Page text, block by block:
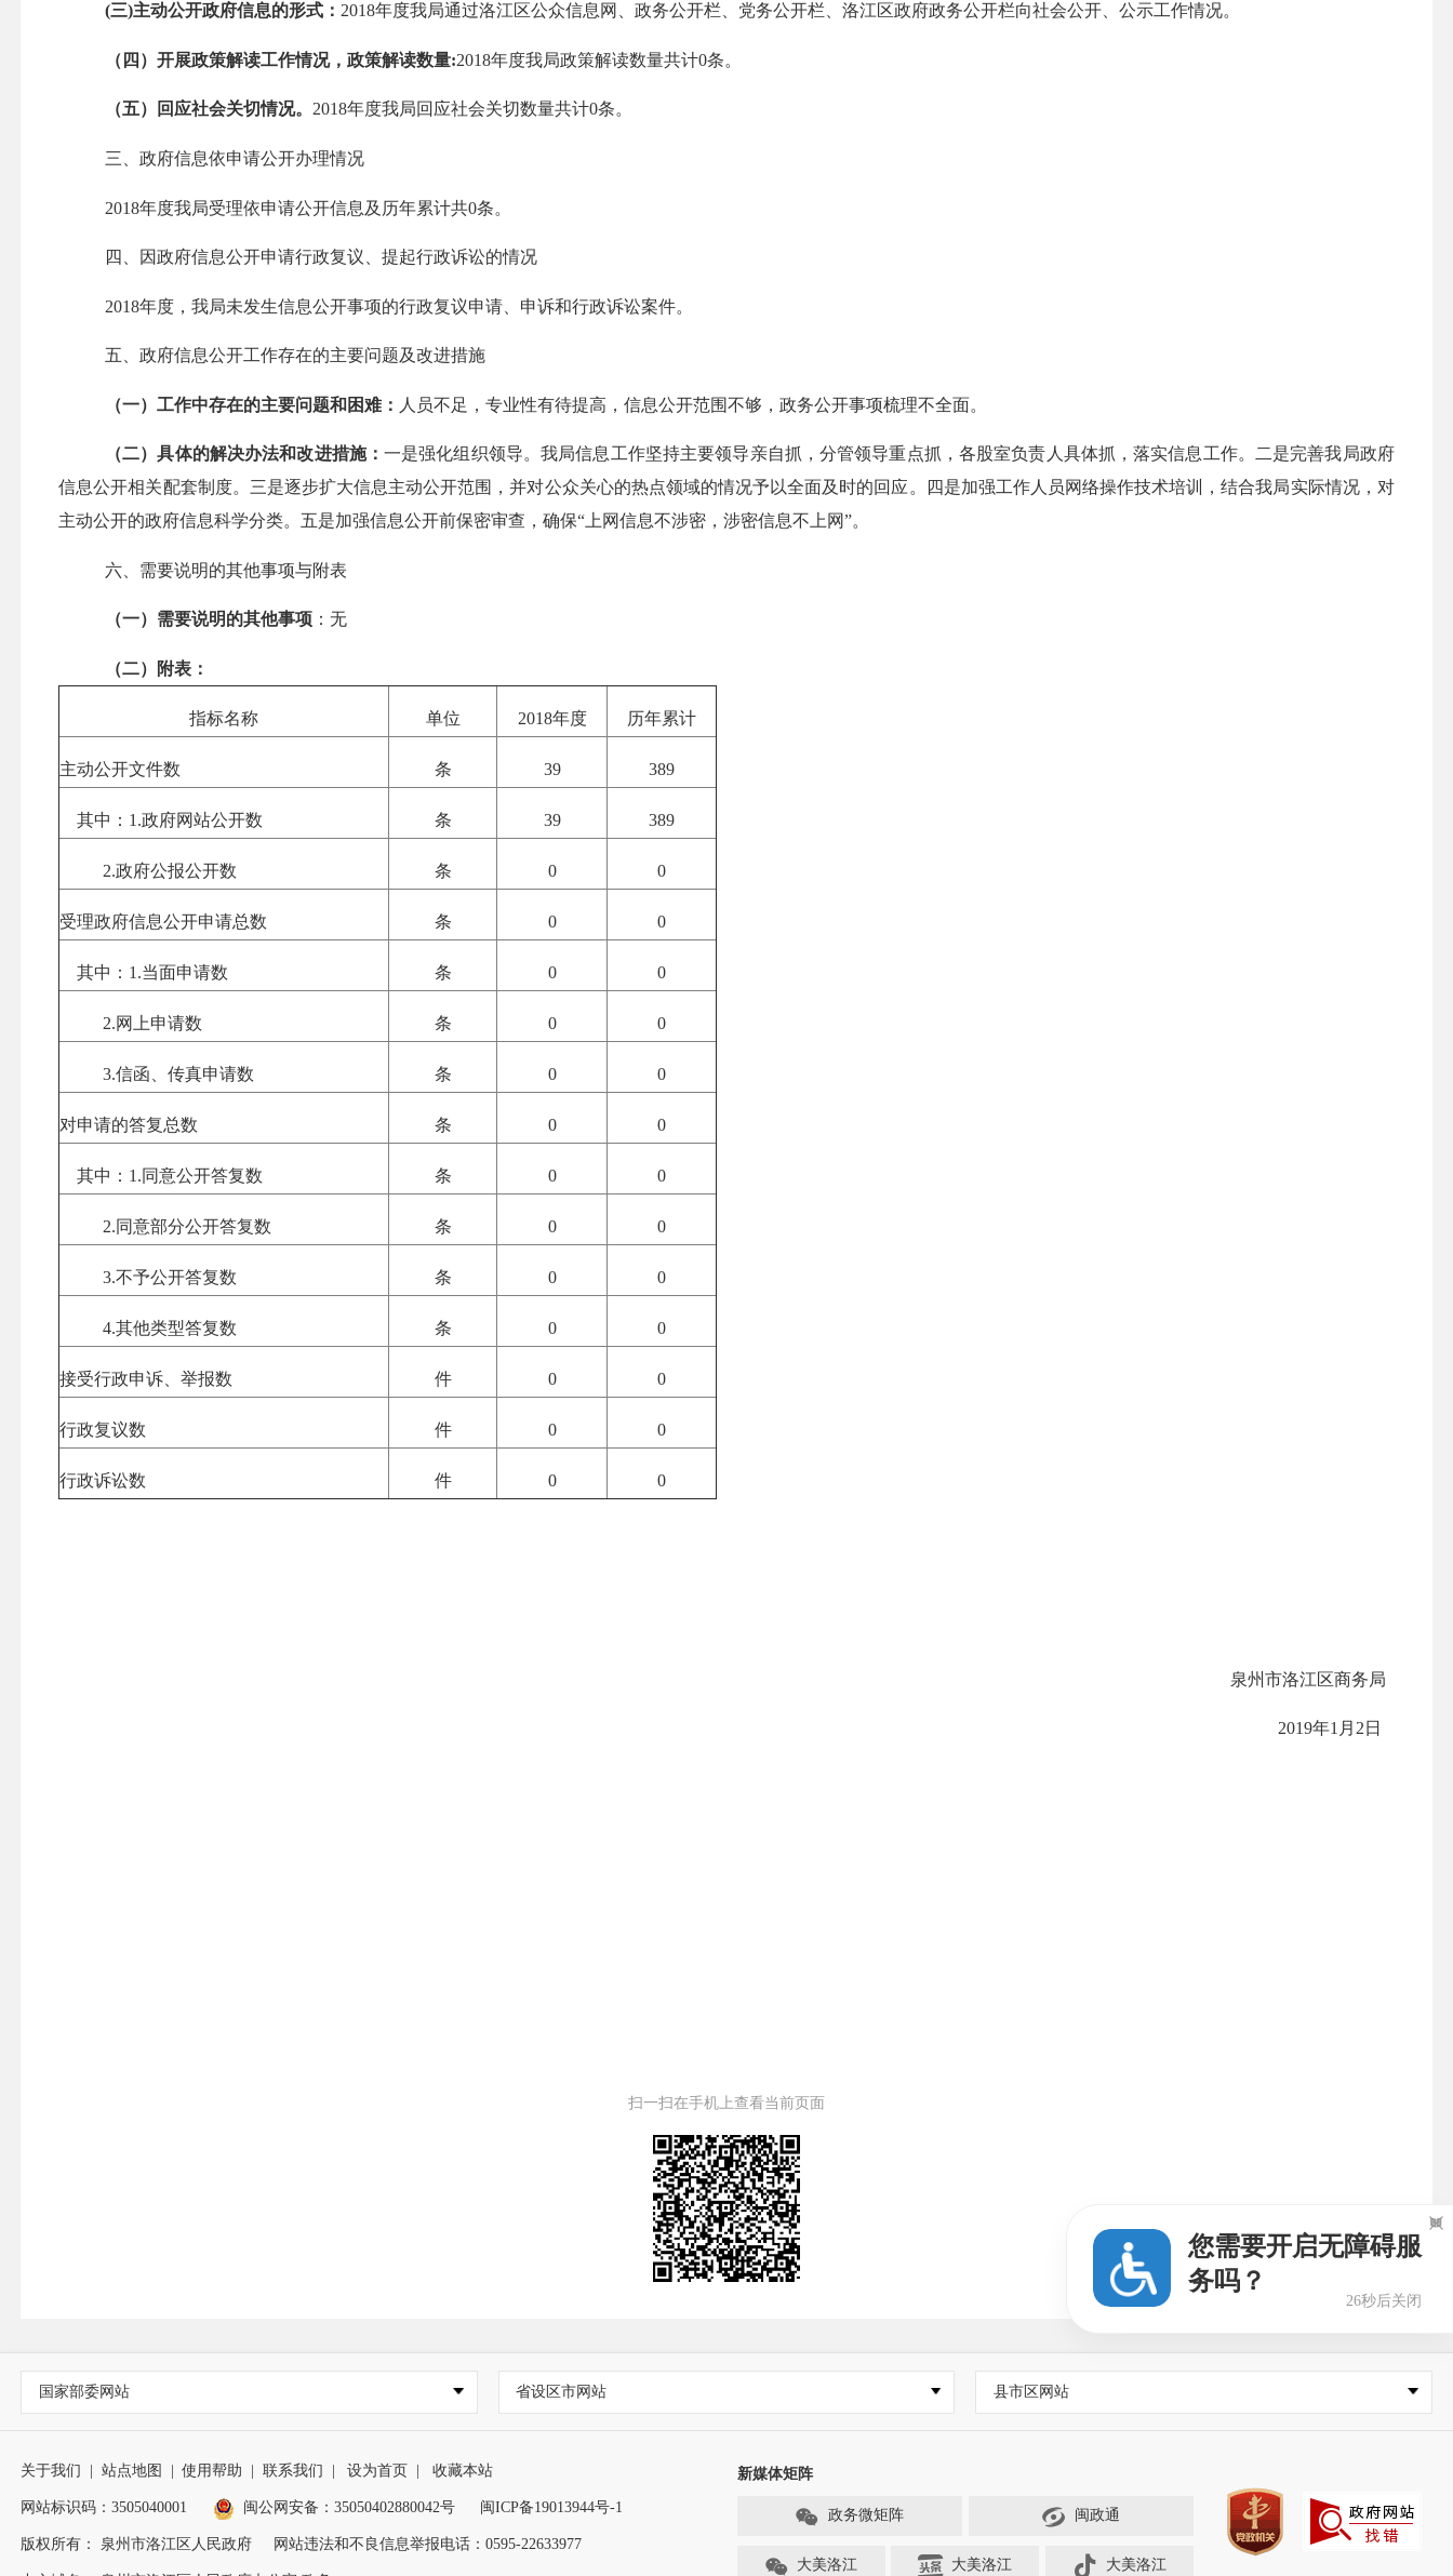
(三)主动公开政府信息的形式： 2018年度我局通过洛江区公众信息网、政务公开栏、党务公开栏、洛江区政府政务公开栏向社会公开、公示工作情况。
（四）开展政策解读工作情况，政策解读数量:2018年度我局政策解读数量共计0条。
（五）回应社会关切情况。2018年度我局回应社会关切数量共计0条。
三、政府信息依申请公开办理情况
2018年度我局受理依申请公开信息及历年累计共0条。
四、因政府信息公开申请行政复议、提起行政诉讼的情况
2018年度，我局未发生信息公开事项的行政复议申请、申诉和行政诉讼案件。
五、政府信息公开工作存在的主要问题及改进措施
（一）工作中存在的主要问题和困难： 人员不足，专业性有待提高，信息公开范围不够，政务公开事项梳理不全面。
（二）具体的解决办法和改进措施：一是强化组织领导。我局信息工作坚持主要领导亲自抓，分管领导重点抓，各股室负责人具体抓，落实信息工作。二是完善我局政府
信息公开相关配套制度。三是逐步扩大信息主动公开范围，并对公众关心的热点领域的情况予以全面及时的回应。四是加强工作人员网络操作技术培训，结合我局实际情况，对
主动公开的政府信息科学分类。五是加强信息公开前保密审查，确保“上网信息不涉密，涉密信息不上网”。
六、需要说明的其他事项与附表
（一）需要说明的其他事项 ：无
（二）附表：
指标名称 单位 2018年度 历年累计
主动公开文件数 条 39 389
其中： 1.政府网站公开数 条 39 389
2.政府公报公开数 条 0 0
受理政府信息公开申请总数 条 0 0
其中： 1.当面申请数 条 0 0
2.网上申请数 条 0 0
3.信函、传真申请数 条 0 0
对申请的答复总数 条 0 0
其中： 1.同意公开答复数 条 0 0
2.同意部分公开答复数 条 0 0
3.不予公开答复数 条 0 0
4.其他类型答复数 条 0 0
接受行政申诉、举报数 件 0 0
行政复议数 件 0 0
行政诉讼数 件 0 0
泉州市洛江区商务局
2019年1月 2日
扫一扫在手机上查看当前页面
国家部委网站 省设区市网站 县市区网站
关于我们 站点地图 使用帮助 联系我们 设为首页 收藏本站
网站标识码：3505040001 闽公网安备：35050402880042号 闽ICP备19013944号-1
版权所有： 泉州市洛江区人民政府 网站违法和不良信息举报电话：0595-22633977
新媒体矩阵
政务微矩阵 闽政通
大美洛江 大美洛江 大美洛江
您需要开启无障碍服
务吗？
25秒后关闭
